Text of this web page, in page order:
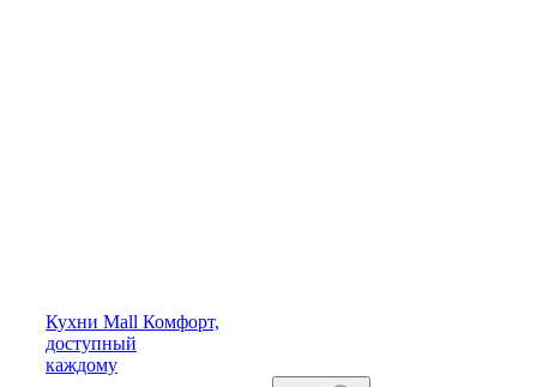
Кухни Mall Комфорт,
доступный
каждому